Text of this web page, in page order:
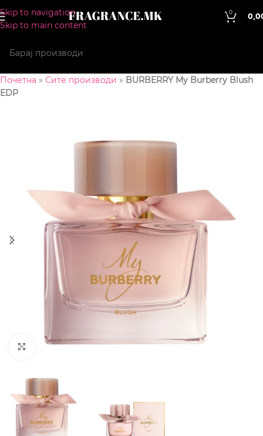
Skip to navigation
Skip to main content
0
Почетна » Сите производи » BURBERRY My Burberry Blush
EDP
CLICK TO ENLARGE